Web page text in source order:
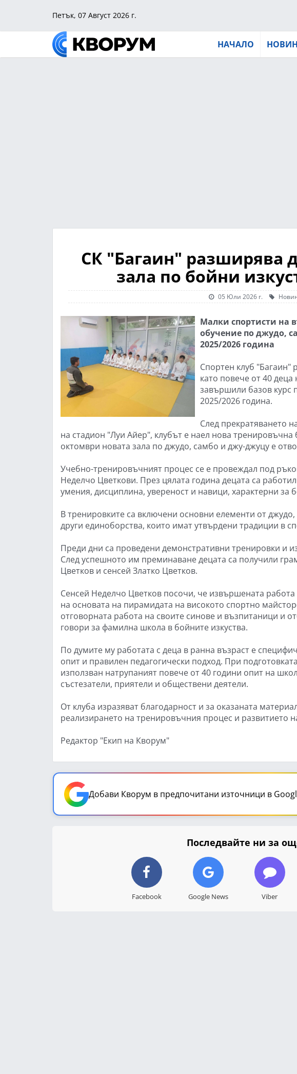
Петък, 07 Август 2026 г.
НАЧАЛО
СК "Багаин" разширява
зала по бойни
05 Юли 2026 г.
Малки спортисти на
обучение по джудо,
2025/2026 година
Спортен клуб "Багаин"
като повече от 40
завършили базов курс
2025/2026 година.
След прекратяването
на стадион "Луи Айер", клубът е наел нова
октомври новата зала по джудо, самбо и джу-джуцу е
Учебно-тренировъчният процес се е провеждал под
Неделчо Цветкови. През цялата година децата са
умения, дисциплина, увереност и навици, характерни за
В тренировките са включени основни елементи от
други единоборства, които имат утвърдени традиции в
Преди дни са проведени демонстративни тренировки и
След успешното им преминаване децата са получили
Цветков и сенсей Златко Цветков.
Сенсей Неделчо Цветков посочи, че извършената
на основата на пирамидата на високото спортно
отговорната работа на своите синове и възпитаници и
говори за фамилна школа в бойните изкуства.
По думите му работата с деца в ранна възраст е
опит и правилен педагогически подход. При
използван натрупаният повече от 40 години опит на
състезатели, приятели и обществени деятели.
От клуба изразяват благодарност и за оказаната
реализирането на тренировъчния процес и развитието
Редактор "Екип на Кворум"
Добави Кворум в предпочитани източници в
Последвайте ни за
Facebook Google News Viber